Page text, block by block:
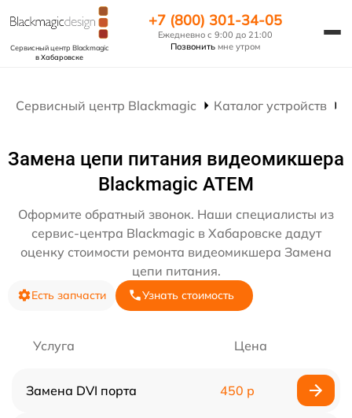
Сервисный центр Blackmagic
в Хабаровске
+7 (800) 301-34-05
Ежедневно с 9:00 до 21:00
Позвонить мне утром
Сервисный центр Blackmagic Каталог устройств
Замена цепи питания видеомикшера
Blackmagic ATEM
Оформите обратный звонок. Наши специалисты из
сервис-центра Blackmagic в Хабаровске дадут
оценку стоимости ремонта видеомикшера Замена
цепи питания.
Есть запчасти Узнать стоимость
Услуга Цена
Замена DVI порта 450 р